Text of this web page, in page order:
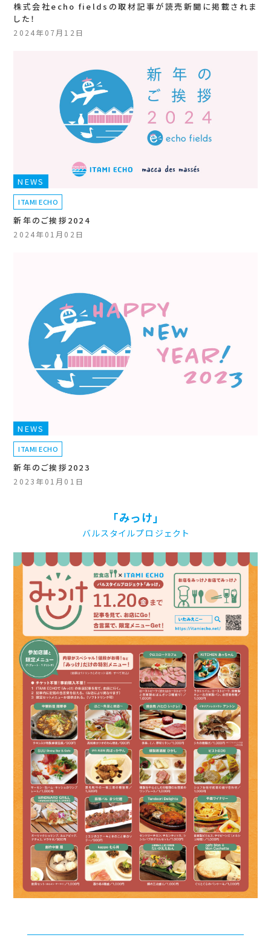
株式会社echo fieldsの取材記事が読売新聞に掲載されま
した！
2024年07月12日
NEWS
ITAMI ECHO
新年のご挨拶2024
2024年01月02日
NEWS
ITAMI ECHO
新年のご挨拶2023
2023年01月01日
「みっけ」
バルスタイルプロジェクト